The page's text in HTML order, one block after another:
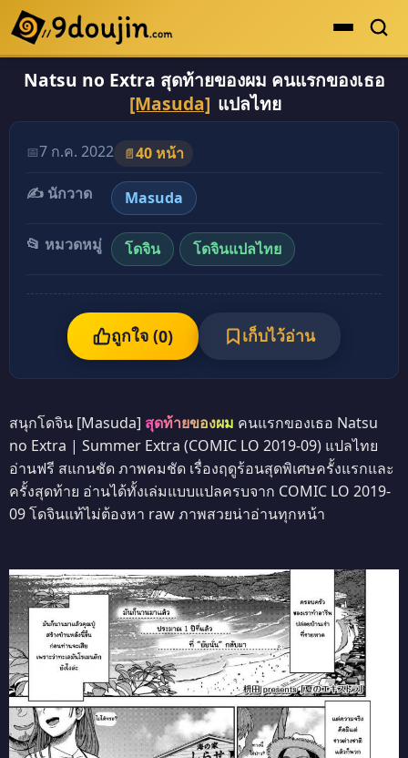
ดูเยอะสุด
คะแนนเยอะสุด
ระดับตำนาน
เรื่องที่เก็บไว้
Natsu no Extra สุดท้ายของผม คนแรกของเธอ
[Masuda] แปลไทย
📅7 ก.ค. 2022 📄40 หน้า
✍️ นักวาด
Masuda
📂 หมวดหมู่ โดจิน โดจินแปลไทย
ถูกใจ (0) เก็บไว้อ่าน
สนุกโดจิน [Masuda] สุดท้ายของผม คนแรกของเธอ Natsu
no Extra | Summer Extra (COMIC LO 2019-09) แปลไทย
อ่านฟรี สแกนชัด ภาพคมชัด เรื่องฤดูร้อนสุดพิเศษครั้งแรกและ
ครั้งสุดท้าย อ่านได้ทั้งเล่มแบบแปลครบจาก COMIC LO 2019-
09 โดจินแท้ไม่ต้องหา raw ภาพสวยน่าอ่านทุกหน้า